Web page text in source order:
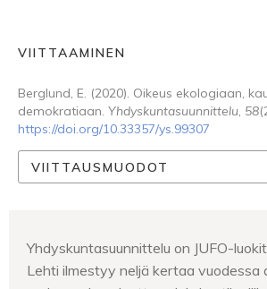
VIITTAAMINEN
Berglund, E. (2020). Oikeus ekologiaan,
demokratiaan. Yhdyskuntasuunnittelu, 58
https://doi.org/10.33357/ys.99307
VIITTAUSMUODOT
Yhdyskuntasuunnittelu on JUFO-
Lehti ilmestyy neljä kertaa vuodessa